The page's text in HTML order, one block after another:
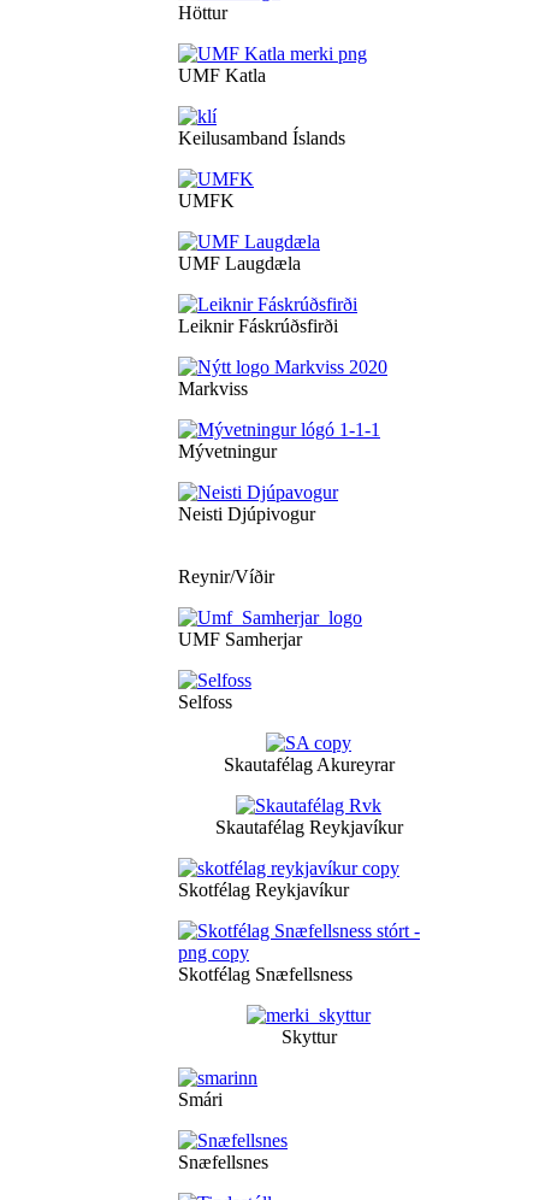
Höttur
UMF Katla
Keilusamband Íslands
UMFK
UMF Laugdæla
Leiknir Fáskrúðsfirði
Markviss
Mývetningur
Neisti Djúpivogur
Reynir/Víðir
UMF Samherjar
Selfoss
Skautafélag Akureyrar
Skautafélag Reykjavíkur
Skotfélag Reykjavíkur
Skotfélag Snæfellsness
Skyttur
Smári
Snæfellsnes